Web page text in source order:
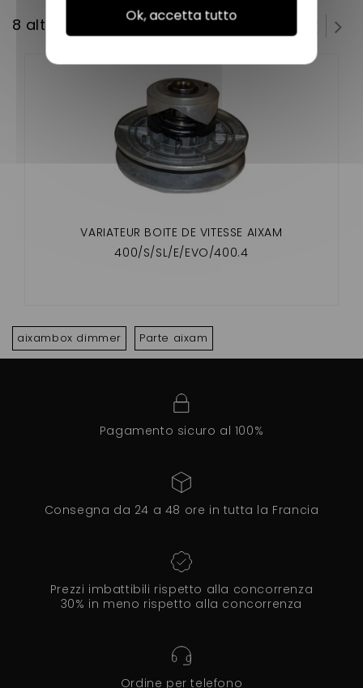
8 altri prodotti della stessa categoria:
VARIATEUR BOITE DE VITESSE AIXAM
400/S/SL/E/EVO/400.4
aixambox dimmer Parte aixam
Pagamento sicuro al 100%
Consegna da 24 a 48 ore in tutta la Francia
Prezzi imbattibili rispetto alla concorrenza
30% in meno rispetto alla concorrenza
Ordine per telefono
Ok, accetta tutto